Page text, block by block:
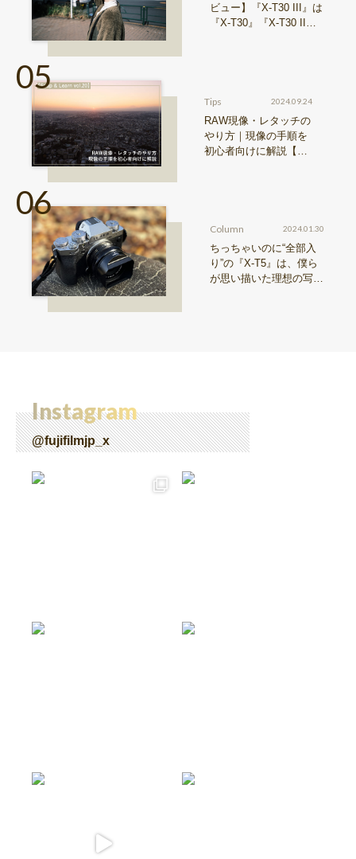
ビュー】『X-T30 III』は
『X-T30』『X-T30 II』
Tips 2024.09.24
RAW現像・レタッチの
やり方｜現像の手順を
初心者向けに解説【Sn
Column 2024.01.30
ちっちゃいのに“全部入
り”の『X-T5』は、僕ら
が思い描いた理想の写真
Instagram
@fujifilmjp_x